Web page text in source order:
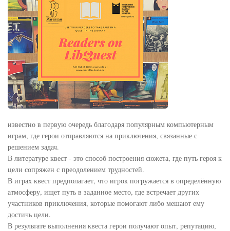
известно в первую очередь благодаря популярным компьютерным
играм, где герои отправляются на приключения, связанные с
решением задач.
В литературе квест - это способ построения сюжета, где путь героя к
цели сопряжен с преодолением трудностей.
В играх квест предполагает, что игрок погружается в определённую
атмосферу, ищет путь в заданное место, где встречает других
участников приключения, которые помогают либо мешают ему
достичь цели.
В результате выполнения квеста герои получают опыт, репутацию,